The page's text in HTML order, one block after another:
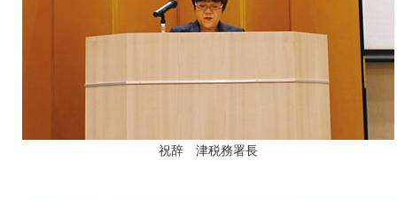
祝辞 津税務署長